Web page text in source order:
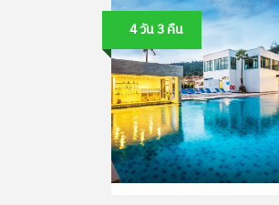
4 วัน 3 คืน